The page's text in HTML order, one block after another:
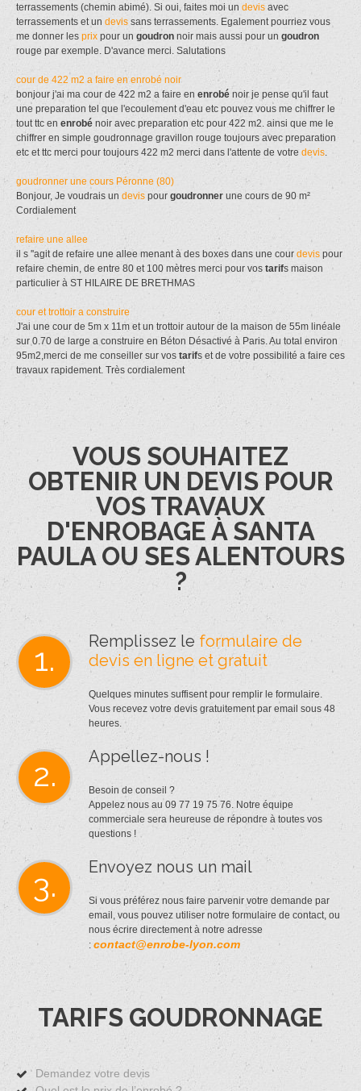
terrassements (chemin abimé). Si oui, faites moi un devis avec
terrassements et un devis sans terrassements. Egalement pourriez vous
me donner les prix pour un goudron noir mais aussi pour un goudron
rouge par exemple. D'avance merci. Salutations
cour de 422 m2 a faire en enrobé noir
bonjour j'ai ma cour de 422 m2 a faire en enrobé noir je pense qu'il faut
une preparation tel que l'ecoulement d'eau etc pouvez vous me chiffrer le
tout ttc en enrobé noir avec preparation etc pour 422 m2. ainsi que me le
chiffrer en simple goudronnage gravillon rouge toujours avec preparation
etc et ttc merci pour toujours 422 m2 merci dans l'attente de votre devis
goudronner une cours Péronne (80)
Bonjour, Je voudrais un devis pour goudronner une cours de 90 m²
Cordialement
refaire une allee
il s ''agit de refaire une allee menant à des boxes dans une cour devis pour
refaire chemin, de entre 80 et 100 mètres merci pour vos tarifs maison
particulier à ST HILAIRE DE BRETHMAS
cour et trottoir a construire
J'ai une cour de 5m x 11m et un trottoir autour de la maison de 55m linéale
sur 0.70 de large a construire en Béton Désactivé à Paris. Au total environ
95m2,merci de me conseiller sur vos tarifs et de votre possibilité a faire ces
travaux rapidement. Très cordialement
VOUS SOUHAITEZ
OBTENIR UN DEVIS POUR
VOS TRAVAUX
D'ENROBAGE À SANTA
PAULA OU SES ALENTOURS
?
1. Remplissez le formulaire de
devis en ligne et gratuit
Quelques minutes suffisent pour remplir le formulaire.
Vous recevez votre devis gratuitement par email sous 48
heures.
2. Appellez-nous !
Besoin de conseil ?
Appelez nous au 09 77 19 75 76. Notre équipe
commerciale sera heureuse de répondre à toutes vos
questions !
3. Envoyez nous un mail
Si vous préférez nous faire parvenir votre demande par
email, vous pouvez utiliser notre formulaire de contact, ou
nous écrire directement à notre adresse
: contact@enrobe-lyon.com
TARIFS GOUDRONNAGE
Demandez votre devis